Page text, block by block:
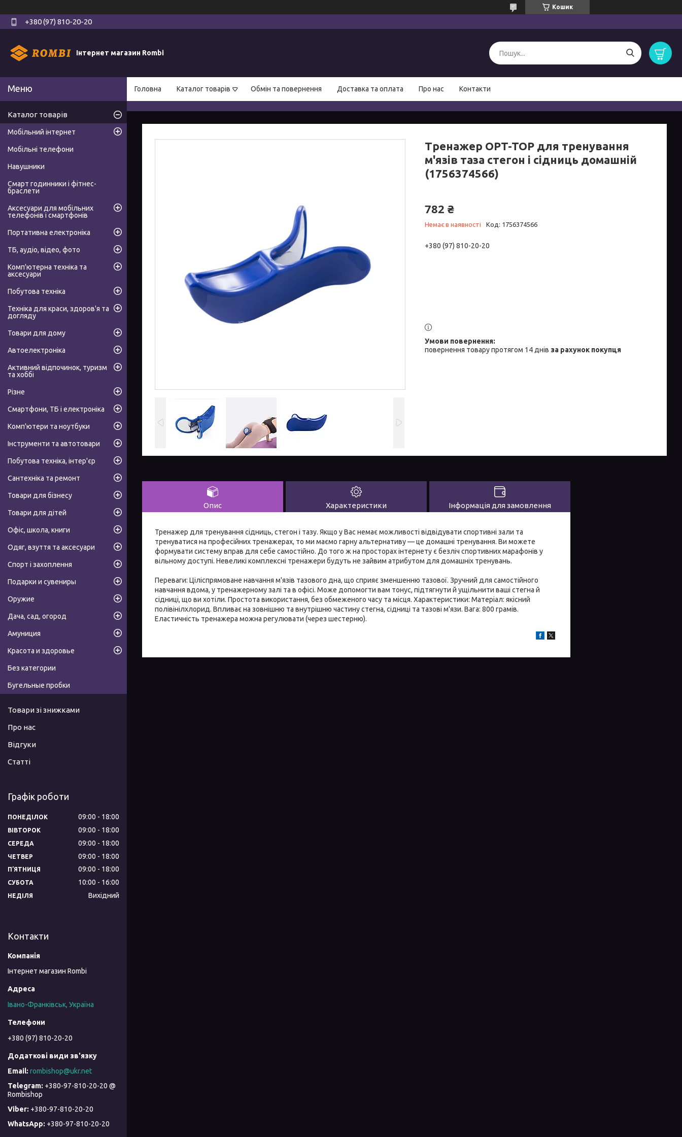
Кошик
+380 (97) 810-20-20
Інтернет магазин Rombi
Головна Каталог товарів Обмін та повернення Доставка та оплата Про нас Контакти
Тренажер OPT-TOP для тренування
м'язів таза стегон і сідниць домашній
(1756374566)
782 ₴
Немає в наявності Код: 1756374566
+380 (97) 810-20-20
повернення товару протягом 14 днів за рахунок покупця
Опис Характеристики Інформація для замовлення
Тренажер для тренування сідниць, стегон і тазу. Якщо у Вас немає можливості відвідувати спортивні зали та
тренуватися на професійних тренажерах, то ми маємо гарну альтернативу — це домашні тренування. Ви можете
формувати систему вправ для себе самостійно. До того ж на просторах інтернету є безліч спортивних марафонів у
вільному доступі. Невеликі комплексні тренажери будуть не зайвим атрибутом для домашніх тренувань.
Переваги: Ціліспрямоване навчання м'язів тазового дна, що сприяє зменшенню тазової. Зручний для самостійного
навчання вдома, у тренажерному залі та в офісі. Може допомогти вам тонус, підтягнути й ущільнити ваші стегна й
сідниці, що ви хотіли. Простота використання, без обмеженого часу та місця. Характеристики: Матеріал: якісний
полівінілхлорид. Впливає на зовнішню та внутрішню частину стегна, сідниці та тазові м'язи. Вага: 800 грамів.
Еластичність тренажера можна регулювати (через шестерню).
Каталог товарів
Мобільний інтернет
Мобільні телефони
Навушники
Смарт годинники і фітнес-
браслети
Аксесуари для мобільних
телефонів і смартфонів
Портативна електроніка
ТБ, аудіо, відео, фото
Комп'ютерна техніка та
аксесуари
Побутова техніка
Техніка для краси, здоров'я та
догляду
Товари для дому
Автоелектроніка
Активний відпочинок, туризм
та хоббі
Різне
Смартфони, ТБ і електроніка
Комп'ютери та ноутбуки
Інструменти та автотовари
Побутова техніка, інтер'єр
Сантехніка та ремонт
Товари для бізнесу
Товари для дітей
Офіс, школа, книги
Одяг, взуття та аксесуари
Спорт і захоплення
Подарки и сувениры
Оружие
Дача, сад, огород
Амуниция
Красота и здоровье
Без категории
Бугельные пробки
Товари зі знижками
Про нас
Відгуки
Статті
Графік роботи
ПОНЕДІЛОК 09:00 18:00
ВІВТОРОК 09:00 18:00
СЕРЕДА 09:00 18:00
ЧЕТВЕР 09:00 18:00
ПʼЯТНИЦЯ 09:00 18:00
СУБОТА 10:00 16:00
НЕДІЛЯ Вихідний
Контакти
Інтернет магазин Rombi
Івано-Франківськ, Україна
+380 (97) 810-20-20
rombishop@ukr.net
+380-97-810-20-20 @
Rombishop
+380-97-810-20-20
+380-97-810-20-20